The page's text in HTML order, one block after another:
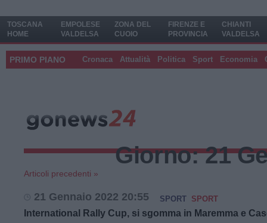
TOSCANA
HOME
EMPOLESE
VALDELSA
ZONA DEL
CUOIO
FIRENZE E
PROVINCIA
CHIANTI
VALDELSA
PRIMO PIANO Cronaca Attualità Politica Sport Economia
Giorno:21
Articoli precedenti »
21 Gennaio 2022 20:55 SPORT SPORT
International Rally Cup, si sgomma in Maremma e